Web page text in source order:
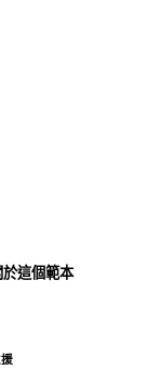
於這個範本